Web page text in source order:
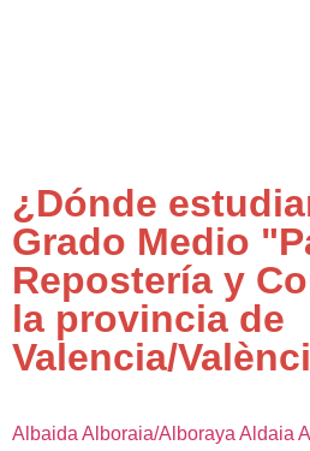
¿Dónde
Grado Medio
Repostería y
la provincia de
Valencia/
AlbaidaAlboraia/AlborayaAldaia